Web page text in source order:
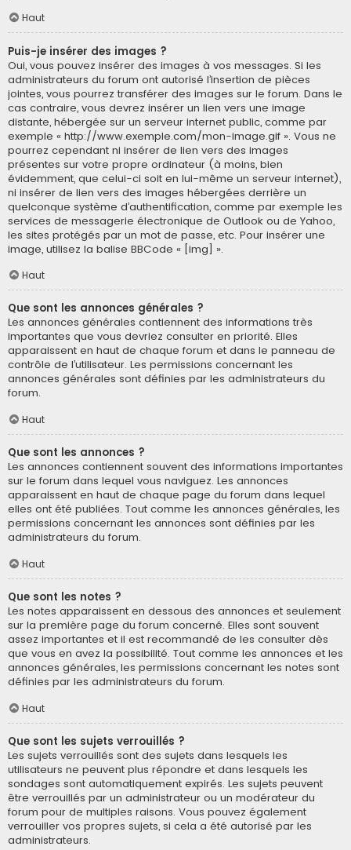
Haut
Puis-je insérer des images ?
Oui, vous pouvez insérer des images à vos messages. Si les
administrateurs du forum ont autorisé l’insertion de pièces
jointes, vous pourrez transférer des images sur le forum. Dans le
cas contraire, vous devrez insérer un lien vers une image
distante, hébergée sur un serveur internet public, comme par
exemple « http://www.exemple.com/mon-image.gif ». Vous ne
pourrez cependant ni insérer de lien vers des images
présentes sur votre propre ordinateur (à moins, bien
évidemment, que celui-ci soit en lui-même un serveur internet),
ni insérer de lien vers des images hébergées derrière un
quelconque système d’authentification, comme par exemple les
services de messagerie électronique de Outlook ou de Yahoo,
les sites protégés par un mot de passe, etc. Pour insérer une
image, utilisez la balise BBCode « [img] ».
Haut
Que sont les annonces générales ?
Les annonces générales contiennent des informations très
importantes que vous devriez consulter en priorité. Elles
apparaissent en haut de chaque forum et dans le panneau de
contrôle de l’utilisateur. Les permissions concernant les
annonces générales sont définies par les administrateurs du
forum.
Haut
Que sont les annonces ?
Les annonces contiennent souvent des informations importantes
sur le forum dans lequel vous naviguez. Les annonces
apparaissent en haut de chaque page du forum dans lequel
elles ont été publiées. Tout comme les annonces générales, les
permissions concernant les annonces sont définies par les
administrateurs du forum.
Haut
Que sont les notes ?
Les notes apparaissent en dessous des annonces et seulement
sur la première page du forum concerné. Elles sont souvent
assez importantes et il est recommandé de les consulter dès
que vous en avez la possibilité. Tout comme les annonces et les
annonces générales, les permissions concernant les notes sont
définies par les administrateurs du forum.
Haut
Que sont les sujets verrouillés ?
Les sujets verrouillés sont des sujets dans lesquels les
utilisateurs ne peuvent plus répondre et dans lesquels les
sondages sont automatiquement expirés. Les sujets peuvent
être verrouillés par un administrateur ou un modérateur du
forum pour de multiples raisons. Vous pouvez également
verrouiller vos propres sujets, si cela a été autorisé par les
administrateurs.